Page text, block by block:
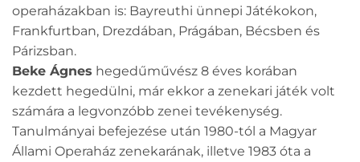
operaházakban is: Bayreuthi ünnepi Játékokon,
Frankfurtban, Drezdában, Prágában, Bécsben és
Párizsban.
Beke Ágnes hegedűművész 8 éves korában
kezdett hegedülni, már ekkor a zenekari játék volt
számára a legvonzóbb zenei tevékenység.
Tanulmányai befejezése után 1980-tól a Magyar
Állami Operaház zenekarának, illetve 1983 óta a